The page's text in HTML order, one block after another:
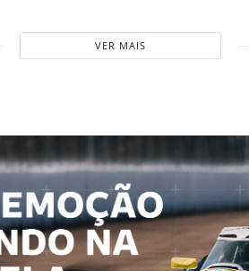
VER MAIS